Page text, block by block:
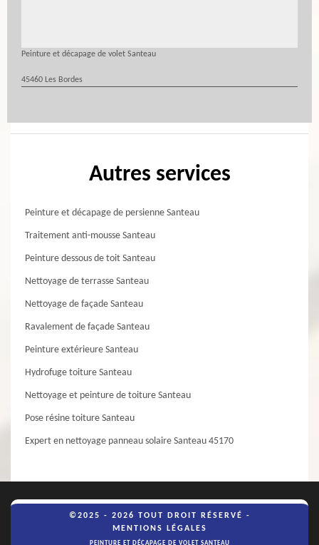
Peinture et décapage de volet Santeau
45460 Les Bordes
Autres services
Peinture et décapage de persienne Santeau
Traitement anti-mousse Santeau
Peinture dessous de toit Santeau
Nettoyage de terrasse Santeau
Nettoyage de façade Santeau
Ravalement de façade Santeau
Peinture extérieure Santeau
Hydrofuge toiture Santeau
Nettoyage et peinture de toiture Santeau
Pose résine toiture Santeau
Expert en nettoyage panneau solaire Santeau 45170
©2025 - 2026 TOUT DROIT RÉSERVÉ -
MENTIONS LÉGALES
PEINTURE ET DÉCAPAGE DE VOLET SANTEAU